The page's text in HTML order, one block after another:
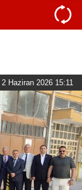
2 Haziran 2026 15:11